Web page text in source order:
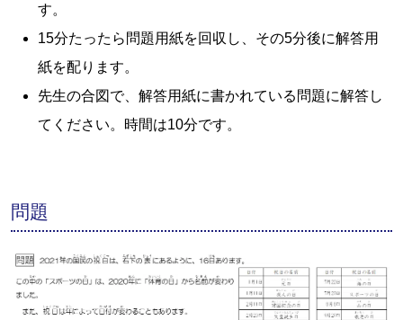
す。
15分たったら問題用紙を回収し、その5分後に解答用
紙を配ります。
先生の合図で、解答用紙に書かれている問題に解答し
てください。時間は10分です。
問題